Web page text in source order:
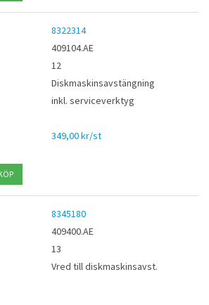
8322314
409104.AE
12
Diskmaskinsavstängning
inkl. serviceverktyg
349,00 kr/st
8345180
409400.AE
13
Vred till diskmaskinsavst.